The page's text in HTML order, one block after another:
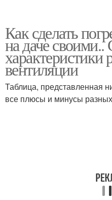
вентиляция
Принудительная
вентиляция
Как сделать
на даче
характеристики
вентиляции
Таблица, представленная
все плюсы и минусы